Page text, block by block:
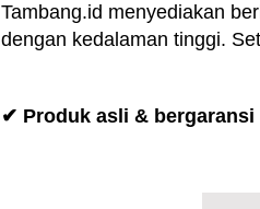
Tambang.id menyediakan
dengan kedalaman tinggi.
✔ Produk asli &